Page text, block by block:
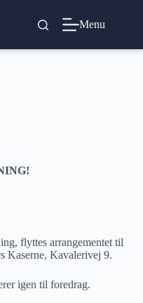
Menu
flyttes arrangementet til
Kaserne, Kavalerivej 9.
igen til foredrag.